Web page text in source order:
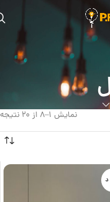
نمایش 1–8 از 20 نتیجه